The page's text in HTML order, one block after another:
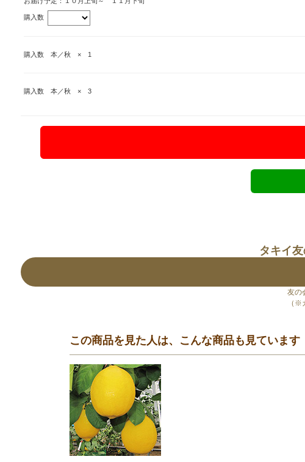
購入数
購入数 本／秋 × 1
購入数 本／秋 × 3
タキイ
友の
（※
この商品を見た人は、こんな商品も見ています